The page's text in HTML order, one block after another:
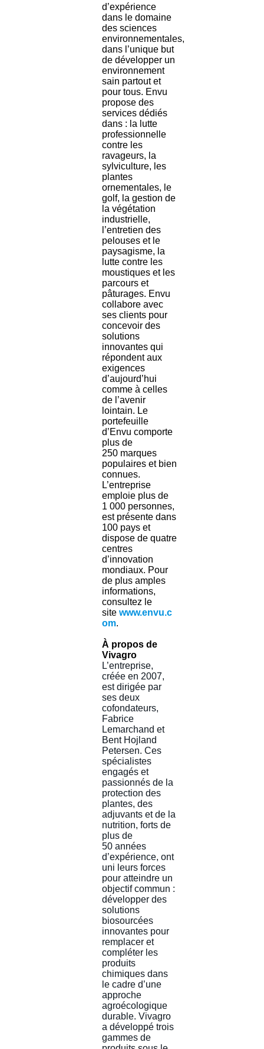
d’expérience
dans le domaine
des sciences
environnementales,
dans l’unique but
de développer un
environnement
sain partout et
pour tous. Envu
propose des
services dédiés
dans : la lutte
professionnelle
contre les
ravageurs, la
sylviculture, les
plantes
ornementales, le
golf, la gestion de
la végétation
industrielle,
l’entretien des
pelouses et le
paysagisme, la
lutte contre les
moustiques et les
parcours et
pâturages. Envu
collabore avec
ses clients pour
concevoir des
solutions
innovantes qui
répondent aux
exigences
d’aujourd’hui
comme à celles
de l’avenir
lointain. Le
portefeuille
d’Envu comporte
plus de
250 marques
populaires et bien
connues.
L’entreprise
emploie plus de
1 000 personnes,
est présente dans
100 pays et
dispose de quatre
centres
d’innovation
mondiaux. Pour
de plus amples
informations,
consultez le
site www.envu.c
om.
À propos de
Vivagro
L’entreprise,
créée en 2007,
est dirigée par
ses deux
cofondateurs,
Fabrice
Lemarchand et
Bent Hojland
Petersen. Ces
spécialistes
engagés et
passionnés de la
protection des
plantes, des
adjuvants et de la
nutrition, forts de
plus de
50 années
d’expérience, ont
uni leurs forces
pour atteindre un
objectif commun :
développer des
solutions
biosourcées
innovantes pour
remplacer et
compléter les
produits
chimiques dans
le cadre d’une
approche
agroécologique
durable. Vivagro
a développé trois
gammes de